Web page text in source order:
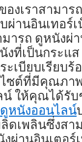
งเราสามาร
ผ่านอินเทอร์
ารถ ดูหนังผ่
ที่เป็นกระแส
ะเบียบเรียบ
ไซต์ที่มีคุณภา
ให้คุณได้รับ
ดูหนังออนไลน์
ดเพลินซึ่งสา
ผ่านอินเตอร์